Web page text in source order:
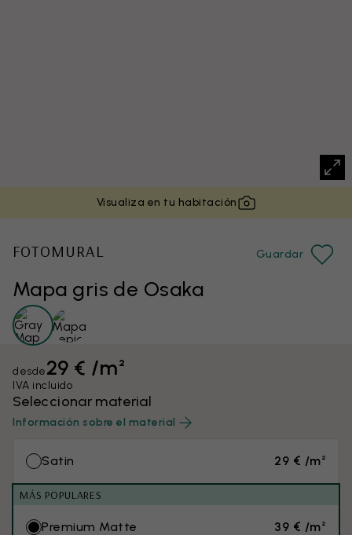
Visualiza en tu habitación
Mapa gris de Osaka
FOTOMURAL Guardar
desde29 € /m²
IVA incluido
Seleccionar material
Información sobre el material
Satin 29 € /m²
MÁS POPULARES
Premium Matte 39 € /m²